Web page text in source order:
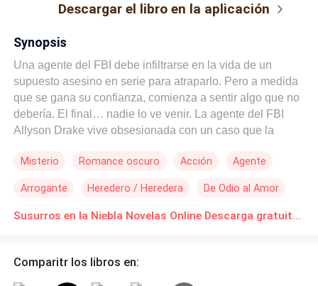
Descargar el libro en la aplicación
Synopsis
Una agente del FBI debe infiltrarse en la vida de un
supuesto asesino en serie para atraparlo. Pero a medida
que se gana su confianza, comienza a sentir algo que no
debería. El final… nadie lo ve venir. La agente del FBI
Allyson Drake vive obsesionada con un caso que la
capaz de desaparecer sin dejar rastro tras cada crimen.
peligrosa de su carrera: infiltrarse en la vida del principal
sospechoso, Ethan Voss, un millonario tan enigmático
envueltas en neblina, Allyson comienza a escuchar más
Misterio Romance oscuro Acción Agente
Arrogante Heredero / Heredera De Odio al Amor
Traición Desafío a las Expectativas Susurros en la Niebla Novelas Online Descarga gratuita de PDF
Comparitr los libros en: